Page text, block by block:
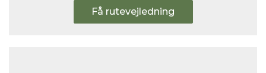
Få rutevejledning